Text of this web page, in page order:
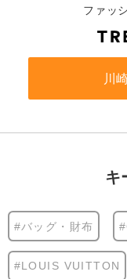
ファッ
川
キ
#バッグ・財布
#LOUIS VUITTON